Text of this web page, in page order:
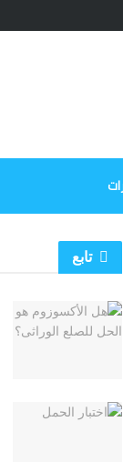
تابع